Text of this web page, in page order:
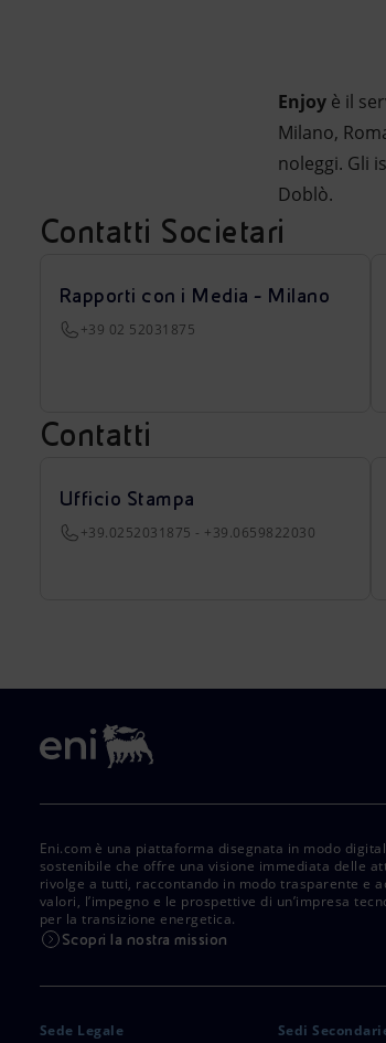
Enjoy è il
Milano,
noleggi. Gli
Doblò.
Contatti Societari
Rapporti con i Media - Milano
+39 02 52031875
Contatti
Ufficio Stampa
+39.0252031875 - +39.0659822030
Eni.com è una piattaforma disegnata in modo
sostenibile che offre una visione immediata delle
rivolge a tutti, raccontando in modo trasparente e
valori, l’impegno e le prospettive di un’impresa
per la transizione energetica.
Scopri la nostra mission
Sede Legale
Sedi